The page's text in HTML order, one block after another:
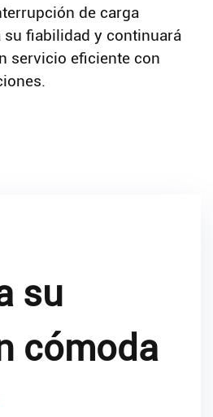
de carga
su fiabilidad y continuará
servicio eficiente con
su
cómoda